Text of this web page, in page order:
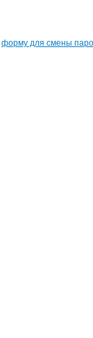
форму для смены